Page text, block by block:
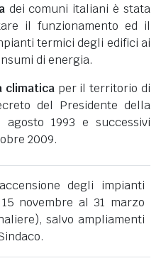
dei comuni italiani è stata
il funzionamento ed il
termici degli edifici ai
di energia.
climaticaper il territorio di
del Presidente della
1993 e successivi
2009.
degli impianti
novembre al 31 marzo
salvo ampliamenti